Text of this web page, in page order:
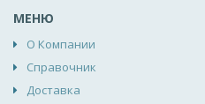
МЕНЮ
О Компании
Справочник
Доставка